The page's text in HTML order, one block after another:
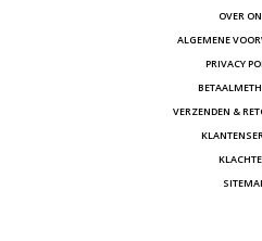
OVER
ALGEMENE
PRIVACY
VERZENDEN &